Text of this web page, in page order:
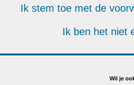
Ik stem toe met de
Ik ben het niet
Wil je